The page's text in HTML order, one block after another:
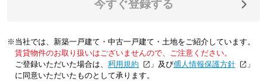
今すぐ登録する
※当社では、新築一戸建て・中古一戸建て・土地をご紹介しています。
賃貸物件のお取り扱いはございませんので、ご注意ください。
ご登録いただいた場合は、「利用規約 」及び「個人情報保護方針
」
に同意いただいたものとして承ります。